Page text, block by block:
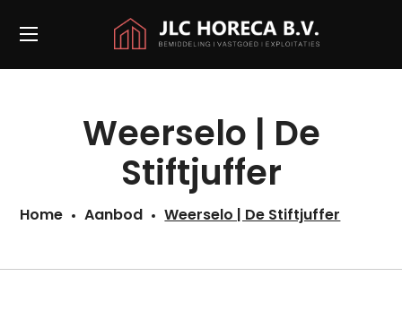
Weerselo | De
Stiftjuffer
Home Aanbod Weerselo | De Stiftjuffer